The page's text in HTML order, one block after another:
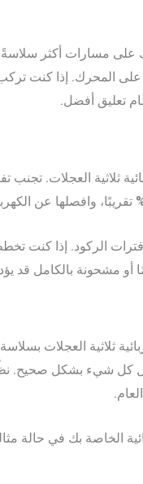
على مسارات أكثر
المحرك. إذا كنت تركب
تعليق أفضل.
ثلاثية العجلات.
الركود. إذا كنت
ثلاثية العجلات
عمل كل شيء بشكل صحيح.
الخاصة بك في